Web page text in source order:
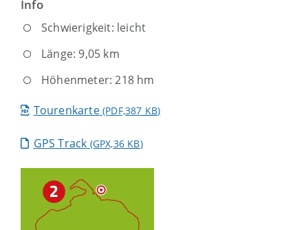
Info
Schwierigkeit: leicht
Länge: 9,05 km
Höhenmeter: 218 hm
Tourenkarte(PDF,387 KB)
GPS Track (GPX,36 KB)